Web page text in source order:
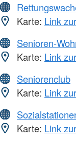
Karte: Link
Senioren-
Karte: Link
Seniorenclub
Karte: Link
Karte: Link